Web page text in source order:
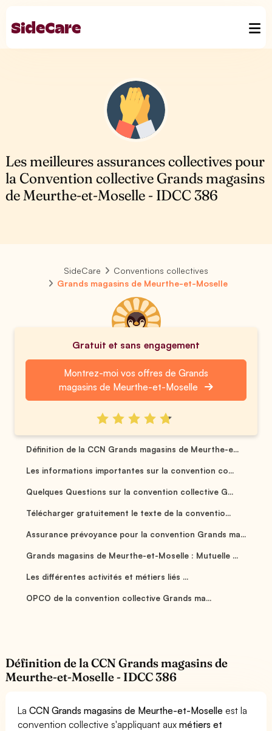
Les meilleures assurances collectives pour
la Convention collective Grands magasins
de Meurthe-et-Moselle - IDCC 386
SideCare
Conventions collectives
Grands magasins de Meurthe-et-Moselle
Gratuit et sans engagement
Montrez-moi vos offres de Grands
magasins de Meurthe-et-Moselle
Définition de la CCN Grands magasins de Meurthe-e...
Les informations importantes sur la convention co...
Quelques Questions sur la convention collective G...
Télécharger gratuitement le texte de la conventio...
Assurance prévoyance pour la convention Grands ma...
Grands magasins de Meurthe-et-Moselle : Mutuelle ...
Les différentes activités et métiers liés ...
OPCO de la convention collective Grands ma...
Définition de la CCN Grands magasins de
Meurthe-et-Moselle - IDCC 386
LaCCN Grands magasins de Meurthe-et-Moselle est la
convention collective s'appliquant auxmétiers et